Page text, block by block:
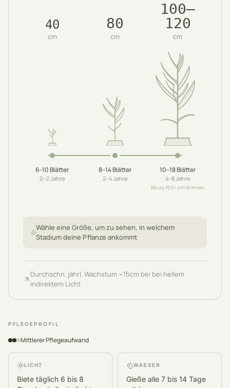
40
cm
6–10Blätter
0–2Jahre
80
cm
8–14Blätter
2–4Jahre
100–
120
cm
10–18Blätter
4–8Jahre
Bis zu 150+ cm drinnen
Wähle eine Größe, um zu sehen, in welchem
Stadium deine Pflanze ankommt
Durchschn. jährl. Wachstum ~15cm bei bei hellem
indirektem Licht
PFLEGEPROFIL
Mittlerer Pflegeaufwand
LICHT
Biete täglich 6 bis 8
WASSER
Gieße alle 7 bis 14 Tage